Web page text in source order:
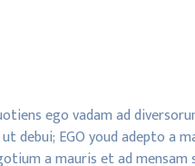
ego vadam ad
debui; EGO youd adepto a
a mauris et ad